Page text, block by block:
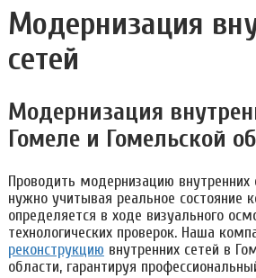
Модернизация
сетей
Модернизация
Гомеле и Гомельской
Проводить модернизацию
нужно учитывая реальное состояние
определяется в ходе визуального
технологических проверок. Наша
реконструкцию внутренних сетей в
области, гарантируя